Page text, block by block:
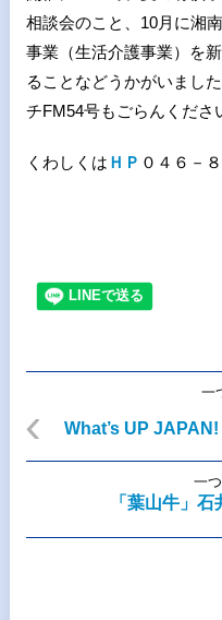
相談会のこと、10月に湘
事業（生活介護事業）を
ることなどうかがいまし
チFM54号もごらんくださ
くわしくは ＨＰ ０４６－
一
What’s UP
一
「葉山牛」